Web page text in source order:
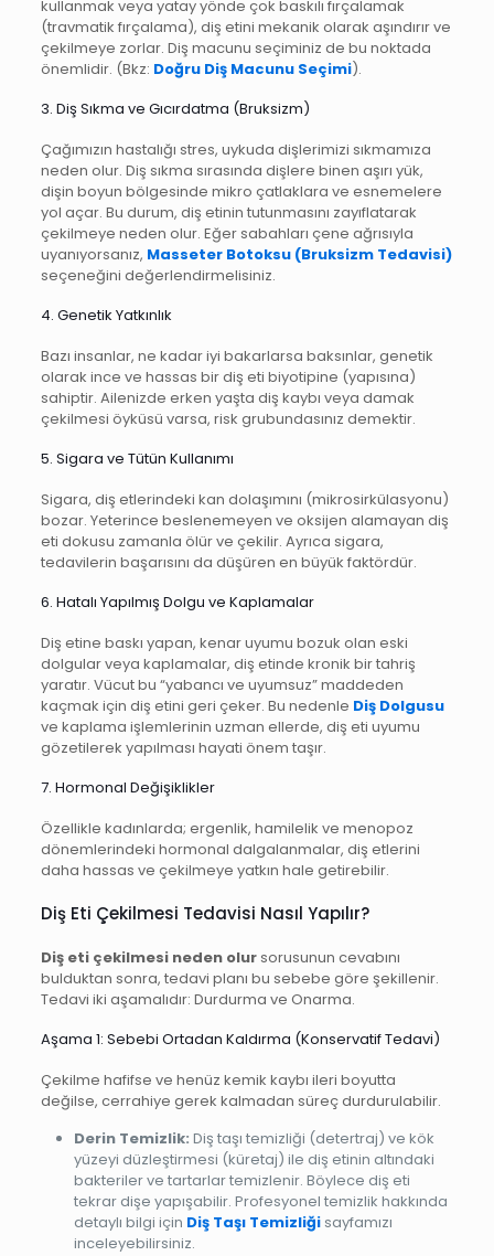
kullanmak veya yatay yönde çok baskılı fırçalamak
(travmatik fırçalama), diş etini mekanik olarak aşındırır ve
çekilmeye zorlar. Diş macunu seçiminiz de bu noktada
önemlidir. (Bkz: Doğru Diş Macunu Seçimi).
3. Diş Sıkma ve Gıcırdatma (Bruksizm)
Çağımızın hastalığı stres, uykuda dişlerimizi sıkmamıza
neden olur. Diş sıkma sırasında dişlere binen aşırı yük,
dişin boyun bölgesinde mikro çatlaklara ve esnemelere
yol açar. Bu durum, diş etinin tutunmasını zayıflatarak
çekilmeye neden olur. Eğer sabahları çene ağrısıyla
uyanıyorsanız, Masseter Botoksu (Bruksizm Tedavisi)
seçeneğini değerlendirmelisiniz.
4. Genetik Yatkınlık
Bazı insanlar, ne kadar iyi bakarlarsa baksınlar, genetik
olarak ince ve hassas bir diş eti biyotipine (yapısına)
sahiptir. Ailenizde erken yaşta diş kaybı veya damak
çekilmesi öyküsü varsa, risk grubundasınız demektir.
5. Sigara ve Tütün Kullanımı
Sigara, diş etlerindeki kan dolaşımını (mikrosirkülasyonu)
bozar. Yeterince beslenemeyen ve oksijen alamayan diş
eti dokusu zamanla ölür ve çekilir. Ayrıca sigara,
tedavilerin başarısını da düşüren en büyük faktördür.
6. Hatalı Yapılmış Dolgu ve Kaplamalar
Diş etine baskı yapan, kenar uyumu bozuk olan eski
dolgular veya kaplamalar, diş etinde kronik bir tahriş
yaratır. Vücut bu “yabancı ve uyumsuz” maddeden
kaçmak için diş etini geri çeker. Bu nedenle Diş Dolgusu
ve kaplama işlemlerinin uzman ellerde, diş eti uyumu
gözetilerek yapılması hayati önem taşır.
7. Hormonal Değişiklikler
Özellikle kadınlarda; ergenlik, hamilelik ve menopoz
dönemlerindeki hormonal dalgalanmalar, diş etlerini
daha hassas ve çekilmeye yatkın hale getirebilir.
Diş Eti Çekilmesi Tedavisi Nasıl Yapılır?
Diş eti çekilmesi neden olursorusunun cevabını
bulduktan sonra, tedavi planı bu sebebe göre şekillenir.
Tedavi iki aşamalıdır: Durdurma ve Onarma.
Aşama 1: Sebebi Ortadan Kaldırma (Konservatif Tedavi)
Çekilme hafifse ve henüz kemik kaybı ileri boyutta
değilse, cerrahiye gerek kalmadan süreç durdurulabilir.
Derin Temizlik: Diş taşı temizliği (detertraj) ve kök
yüzeyi düzleştirmesi (küretaj) ile diş etinin altındaki
bakteriler ve tartarlar temizlenir. Böylece diş eti
tekrar dişe yapışabilir. Profesyonel temizlik hakkında
detaylı bilgi için Diş Taşı Temizliğisayfamızı
inceleyebilirsiniz.